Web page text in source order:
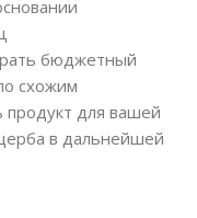
бюджетный
схожим
продукт для вашей
в дальнейшей